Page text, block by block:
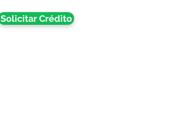
Solicitar Crédito